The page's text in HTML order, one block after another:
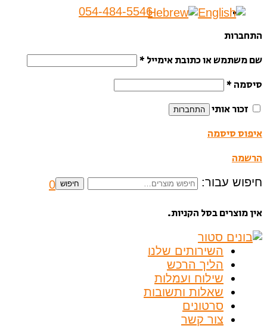
054-484-5546
התחברות
שם משתמש או כתובת אימייל *
סיסמה *
זכור אותי
התחברות
איפוס סיסמה
הרשמה
חיפוש עבור: חיפוש 0
אין מוצרים בסל הקניות.
השירותים שלנו
הליך הרכש
שילוח ועמלות
שאלות ותשובות
סרטונים
צור קשר